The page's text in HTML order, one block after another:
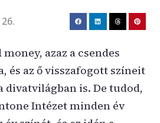
azaz a csendes
és az ő visszafogott színeit
is. De tudod,
Intézet minden év